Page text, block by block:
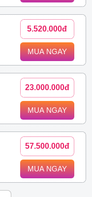
5.520.000đ
MUA NGAY
23.000.000đ
MUA NGAY
57.500.000đ
MUA NGAY